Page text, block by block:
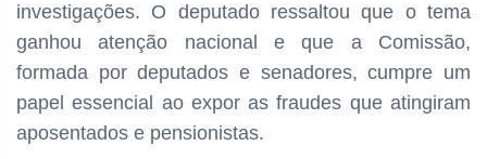
investigações. O deputado ressaltou que o tema
ganhou atenção nacional e que a Comissão,
formada por deputados e senadores, cumpre um
papel essencial ao expor as fraudes que atingiram
aposentados e pensionistas.